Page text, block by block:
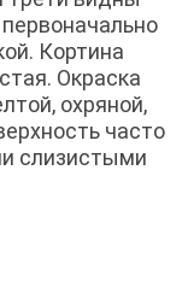
Кортина
Окраска
охряной,
часто
слизистыми